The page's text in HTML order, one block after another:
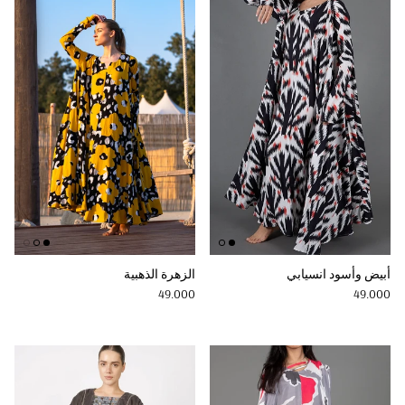
أبيض وأسود انسيابي
Regular price
49.000
الزهرة الذهبية
Regular price
49.000